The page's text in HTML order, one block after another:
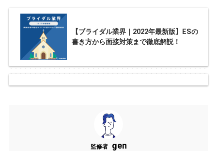
【ブライダル業界｜2022年最新版】ESの
書き方から面接対策まで徹底解説！
監修者 gen